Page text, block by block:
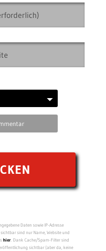
Daten sowie IP-Adresse
sind nur Name, Website und
hier. Dank Cache/Spam-Filter sind
sichtbar (aber da, keine